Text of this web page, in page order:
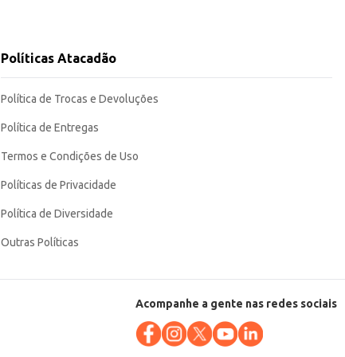
Políticas Atacadão
Política de Trocas e Devoluções
Política de Entregas
Termos e Condições de Uso
Políticas de Privacidade
Política de Diversidade
Outras Políticas
Acompanhe a gente nas redes sociais